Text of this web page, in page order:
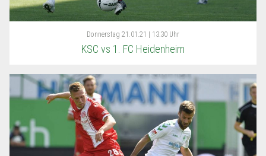
Donnerstag 21.01.21 | 13:30 Uhr
KSC vs 1. FC Heidenheim